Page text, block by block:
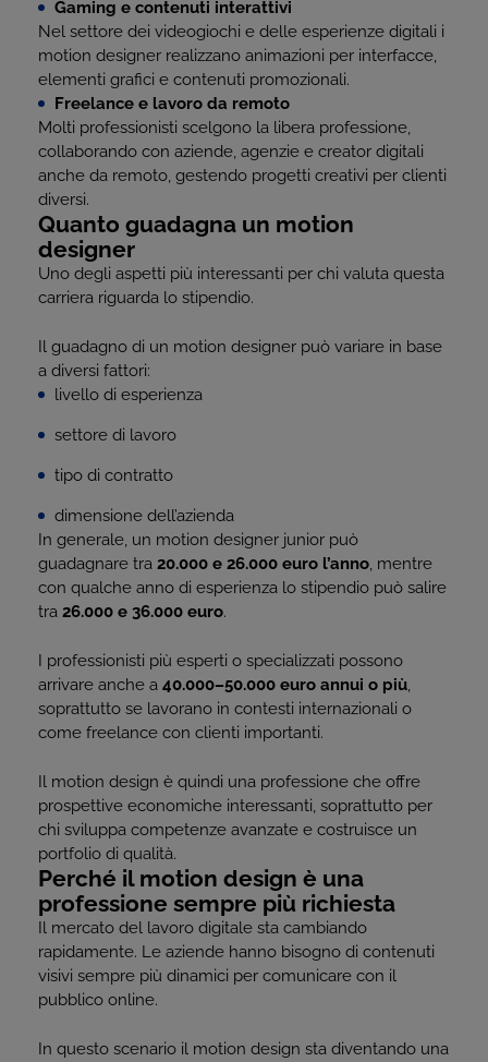
Gaming e contenuti interattivi
Nel settore dei videogiochi e delle esperienze digitali i
motion designer realizzano animazioni per interfacce,
elementi grafici e contenuti promozionali.
Freelance e lavoro da remoto
Molti professionisti scelgono la libera professione,
collaborando con aziende, agenzie e creator digitali
anche da remoto, gestendo progetti creativi per clienti
diversi.
Quanto guadagna un motion
designer
Uno degli aspetti più interessanti per chi valuta questa
carriera riguarda lo stipendio.
Il guadagno di un motion designer può variare in base
a diversi fattori:
livello di esperienza
settore di lavoro
tipo di contratto
dimensione dell’azienda
In generale, un motion designer junior può
guadagnare tra 20.000 e 26.000 euro l’anno, mentre
con qualche anno di esperienza lo stipendio può salire
tra 26.000 e 36.000 euro.
I professionisti più esperti o specializzati possono
arrivare anche a 40.000–50.000 euro annui o più,
soprattutto se lavorano in contesti internazionali o
come freelance con clienti importanti.
Il motion design è quindi una professione che offre
prospettive economiche interessanti, soprattutto per
chi sviluppa competenze avanzate e costruisce un
portfolio di qualità.
Perché il motion design è una
professione sempre più richiesta
Il mercato del lavoro digitale sta cambiando
rapidamente. Le aziende hanno bisogno di contenuti
visivi sempre più dinamici per comunicare con il
pubblico online.
In questo scenario il motion design sta diventando una